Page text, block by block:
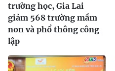
trường học, Gia Lai
giảm 568 trường mầm
non và phổ thông công
lập